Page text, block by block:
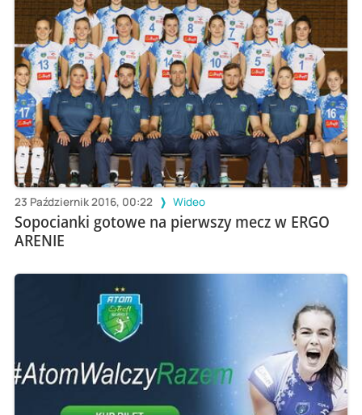
23 Październik 2016, 00:22 Wideo
Sopocianki gotowe na pierwszy mecz w ERGO
ARENIE